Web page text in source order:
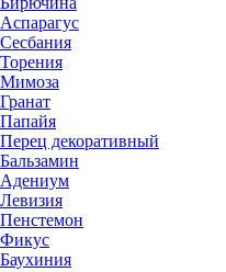
Аспарагус
Сесбания
Торения
Мимоза
Гранат
Папайя
Перец декоративный
Бальзамин
Адениум
Левизия
Пенстемон
Фикус
Баухиния